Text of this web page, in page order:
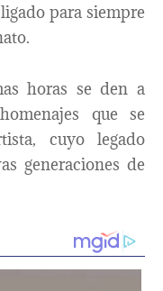
para siempre
horas se den a
que se
cuyo legado
generaciones de